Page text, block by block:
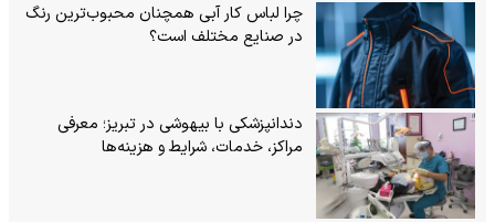
چرا لباس کار آبی همچنان محبوب‌ترین رنگ
در صنایع مختلف است؟
دندانپزشکی با بیهوشی در تبریز؛ معرفی
مراکز، خدمات، شرایط و هزینه‌ها